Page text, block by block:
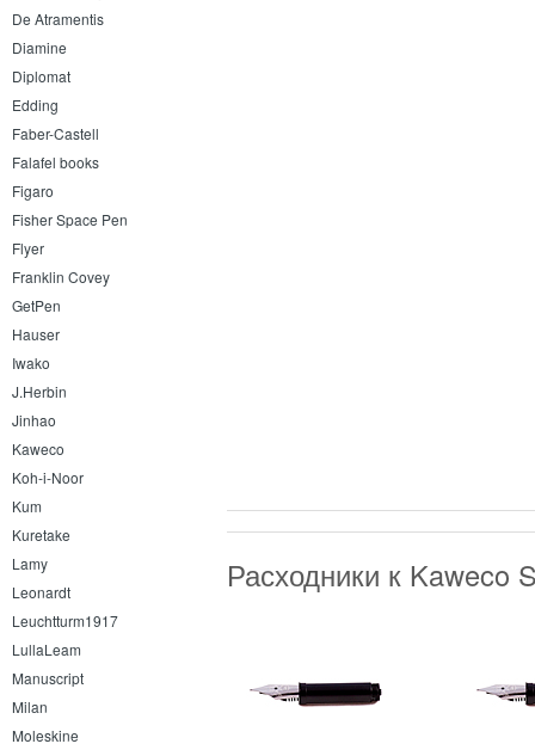
De Atramentis
Diamine
Diplomat
Edding
Faber-Castell
Falafel books
Figaro
Fisher Space Pen
Flyer
Franklin Covey
GetPen
Hauser
Iwako
J.Herbin
Jinhao
Kaweco
Koh-i-Noor
Kum
Kuretake
Lamy
Leonardt
Leuchtturm1917
LullaLeam
Manuscript
Milan
Moleskine
Расходники к Kaweco